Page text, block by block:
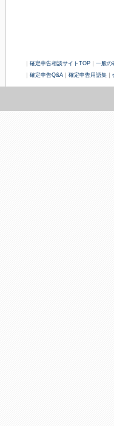
確定申告相談サイトTOP
一般の
確定申告Q&A 確定申告用語集